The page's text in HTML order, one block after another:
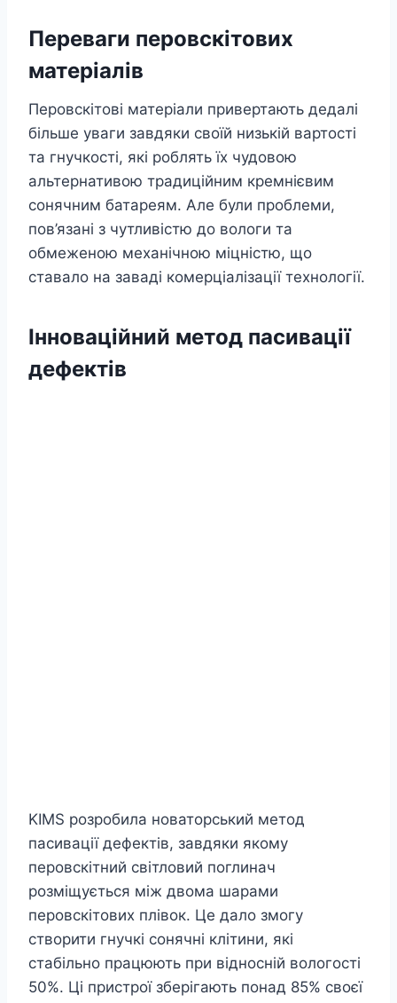
Переваги перовскітових
матеріалів
Перовскітові матеріали привертають дедалі
більше уваги завдяки своїй низькій вартості
та гнучкості, які роблять їх чудовою
альтернативою традиційним кремнієвим
сонячним батареям. Але були проблеми,
пов’язані з чутливістю до вологи та
обмеженою механічною міцністю, що
ставало на заваді комерціалізації технології.
Інноваційний метод пасивації
дефектів
KIMS розробила новаторський метод
пасивації дефектів, завдяки якому
перовскітний світловий поглинач
розміщується між двома шарами
перовскітових плівок. Це дало змогу
створити гнучкі сонячні клітини, які
стабільно працюють при відносній вологості
50%. Ці пристрої зберігають понад 85% своєї